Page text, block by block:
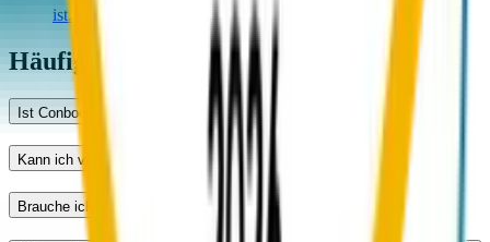
ist. Vergleich öffnen
Häufige Fragen
Ist Conbool DSGVO-konform?
Kann ich von NoSpamProxy zu Conbool migrieren?
Brauche ich für Conbool eigene Server?